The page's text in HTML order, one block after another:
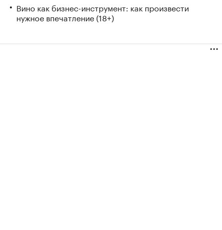
Вино как бизнес-инструмент: как произвести
нужное впечатление (18+)